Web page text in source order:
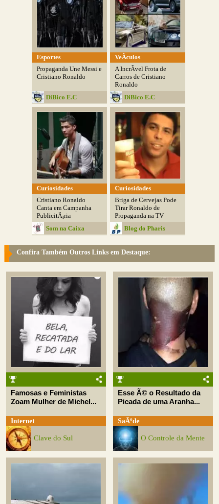
Esportes
Propaganda Une Messi e
Cristiano Ronaldo
DiBico E.C
VeÃ­culos
A IncrÃ­vel Frota de
Carros de Cristiano
Ronaldo
DiBico E.C
Curiosidades
Cristiano Ronaldo
Canta em Campanha
PublicitÃ¡ria
Som na Caixa
Curiosidades
Briga de Cervejas Pode
Tirar Ronaldo de
Propaganda na TV
Blog do Pharis
Confira Também Outros Links em Destaque:
Famosas e Feministas
Zoam Mulher de Michel...
Internet
Clave do Sul
Esse Ã© o Resultado da
Picada de uma Aranha...
SaÃºde
O Controle da Mente